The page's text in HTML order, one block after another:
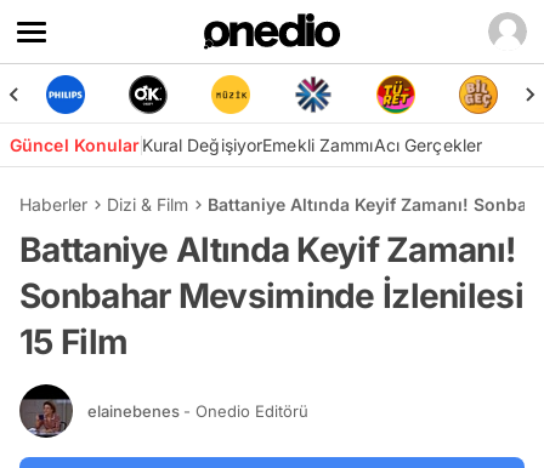
Güncel KonularKural DeğişiyorEmekli ZammıAcı Gerçekler
Haberler Dizi & Film Battaniye Altında Keyif Zamanı!
Battaniye Altında Keyif Zamanı!
Sonbahar Mevsiminde İzlenilesi
15 Film
elainebenes - Onedio Editörü